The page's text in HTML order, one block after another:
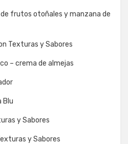
frutos otoñales y manzana de
Texturas y Sabores
– crema de almejas
Blu
y Sabores
y Sabores